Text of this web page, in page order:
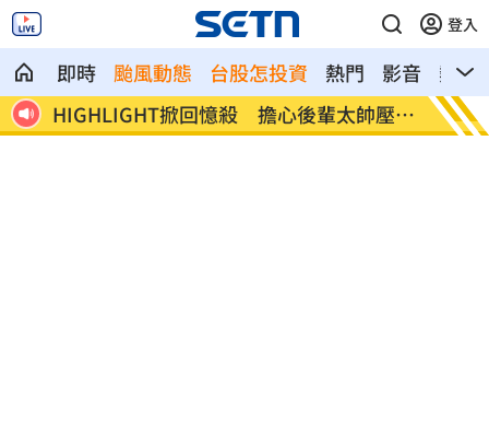
登入
即時 颱風動態 台股怎投資 熱門 影音
熱搜
力 狂冒百顆紅疹非毛囊炎！醫診斷出罕見疾
病
颱風